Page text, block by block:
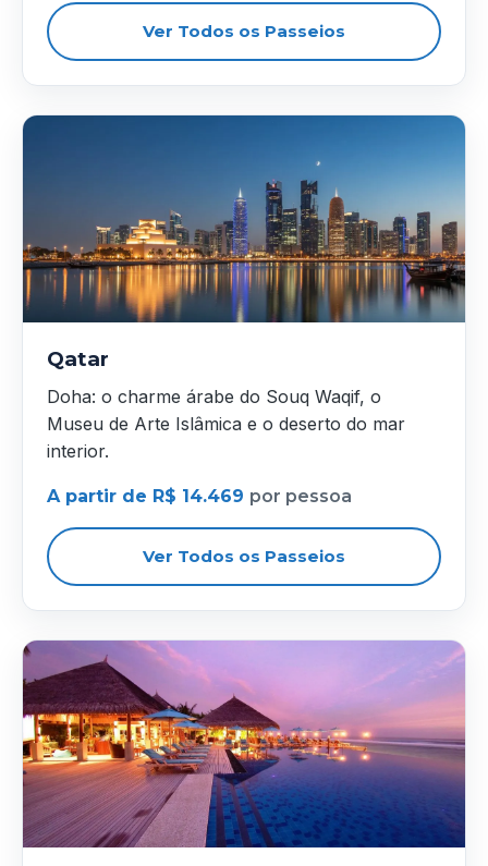
Ver Todos os Passeios
Qatar
Doha: o charme árabe do Souq Waqif, o
Museu de Arte Islâmica e o deserto do mar
interior.
A partir de R$ 14.469 por pessoa
Ver Todos os Passeios